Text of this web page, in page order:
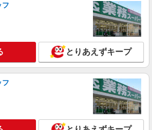
フ
とりあえずキープ
フ